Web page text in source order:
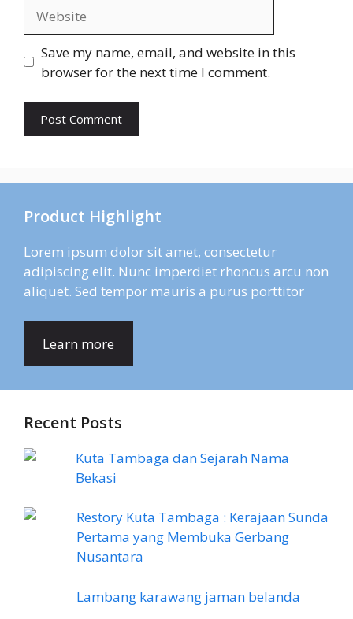
Save my name, email, and website in this
browser for the next time I comment.
Product Highlight
Lorem ipsum dolor sit amet, consectetur
adipiscing elit. Nunc imperdiet rhoncus arcu non
aliquet. Sed tempor mauris a purus porttitor
Learn more
Recent Posts
Kuta Tambaga dan Sejarah Nama
Bekasi
Restory Kuta Tambaga : Kerajaan Sunda
Pertama yang Membuka Gerbang
Nusantara
Lambang karawang jaman belanda